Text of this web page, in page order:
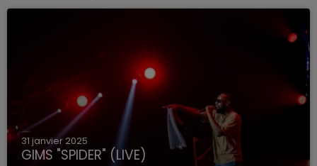
31 janvier 2025
GIMS "SPIDER" (LIVE)